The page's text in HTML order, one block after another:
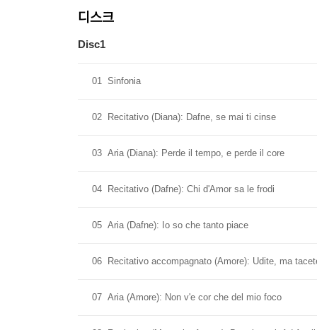
디스크
Disc1
01 Sinfonia
02 Recitativo (Diana): Dafne, se mai ti cinse
03 Aria (Diana): Perde il tempo, e perde il core
04 Recitativo (Dafne): Chi d'Amor sa le frodi
05 Aria (Dafne): Io so che tanto piace
06 Recitativo accompagnato (Amore): Udite, ma
07 Aria (Amore): Non v'e cor che del mio foco